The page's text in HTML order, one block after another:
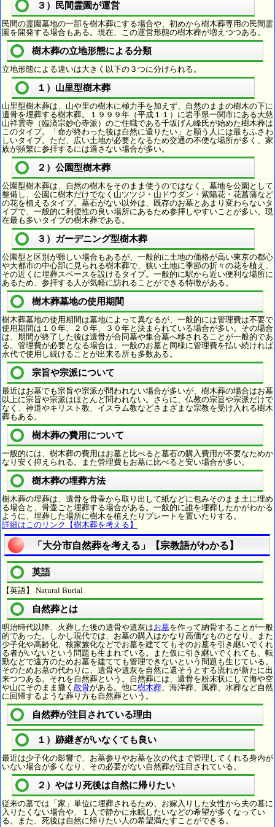
３）民間霊園が運営
民間の霊園墓地の一部を樹木葬にする場合や、初めから樹木葬専用の民間霊
園を開発する場合もある。現在、この運営形態の樹木葬が増えつつある。
樹木葬の立地形態による分類
立地形態による違いは大きく以下の３つに分けられる。
１）山里型樹木葬
山里型樹木葬は、山や里の樹木に極力手を加えず、自然のままの樹木の下に
遺骨を埋葬する樹木葬。１９９９年（平成１１）に岩手県一関市にある大慈
山祥雲寺（臨済宗妙心寺派）のご住職である千坂げん峰氏が始めた樹木葬は
このタイプ。「命が終わった後は自然に還りたい」と願う人には最もふさわ
しいタイプ。ただ、広い土地が必要となるため交通の不便な場所が多く、家
族が頻繁に参拝するには適さない場合が多い。
２）公園型樹木葬
公園型樹木葬は、自然の樹木をそのまま使うのではなく、墓地を公園として
整備し、公園に樹木だけでなく山ツツジ・山ドウダン・紫陽花・花菖蒲など
の花を植えるタイプ。墓石がない以外は、既存のお墓とあまり変わらないタ
イプで、一般的に利便性の良い場所にあるため参拝しやすいことが多い。現
在最も多いタイプの樹木葬である。
３）ガーデニング型樹木葬
公園型と区別が難しい場合もあるが、一般的に土地の価格が高い東京の都心
や大都市の中心部に見られる樹木葬で、狭い土地に季節の折々の花を植え、
その近くに埋葬スペースを設けるタイプ。一般的に駅から近い便利な場所に
あるため、参拝する人が気軽に訪れることができる特徴がある。
樹木葬墓地の使用期間
樹木葬墓地の使用期間は墓地によって異なるが、一般的には管理費は不要で
使用期間は１０年、２０年、３０年と決まられている場合が多い。その場合
は、期間が終了した後は遺骨が合同墓や集合墓へ移されることが一般的であ
る。管理費が必要となる場合は、一般のお墓と同様に管理費を払い続ければ
永代で使用し続けることが出来る所も多数ある。
宗旨や宗派について
最近はお墓でも宗旨や宗派が問われない場合が多いが、樹木葬の場合はお墓
以上に宗旨や宗派はほとんど問われない。さらに、仏教の宗旨や宗派だけで
なく、神道やキリスト教、イスラム教などさまざまな宗教を受け入れる樹木
葬もある。
樹木葬の費用について
一般的には、樹木葬の費用はお墓と比べると墓石の購入費用が不要なためか
なり安く抑えられる。また管理費もお墓に比べると安い場合が多い。
樹木葬の埋葬方法
樹木葬の埋葬は、遺骨を骨壷から取り出して紙などに包みそのまま土に埋め
る場合と、骨壷ごと埋葬する場合がある。一般的に誰を埋葬したかがわかる
ように、埋葬した場所に樹木を植えたりプレートを置いたりする。
詳細はこのリンク【樹木葬を考える】
「大分市自然葬を考える」【宗教語がわかる】
英語
【英語】 Natural Burial
自然葬とは
明治時代以降、火葬した後の遺骨や遺灰はお墓を作って納骨することが一般
的であった。しかし現代では、お墓の購入はかなり高価なものとなり、また
少子化や高齢化、核家族化などでお墓を建ててもそのお墓を引き継いでくれ
る者がいないという問題も生まれている。また仮に引き継いでくれても、転
勤などで遠方のためお墓を建てても管理できないという問題も生じている。
そのためお墓の代わりに、遺骨や遺灰を自然に還そうとする流れが新たに出
来つつある。それを自然葬という。自然葬には、遺骨を粉末状にして海や空
や山にそのまま撒く 散骨がある。他に樹木葬、海洋葬、風葬、水葬など自然
に回帰するような葬り方も自然葬という。
自然葬が注目されている理由
１）跡継ぎがいなくても良い
最近は少子化の影響で、お墓参りやお墓を次の代まで管理してくれる身内が
いない場合が多くなり、その必要がない自然葬が注目されている。
２）やはり死後は自然に帰りたい
従来の墓では「家」単位に埋葬されるため、お嫁入りした女性から夫の墓に
入りたくない場合や、１人で静かに永眠したいなどの希望が多くなってい
る。また、死後は自然に帰りたい人の希望満たすことができる。